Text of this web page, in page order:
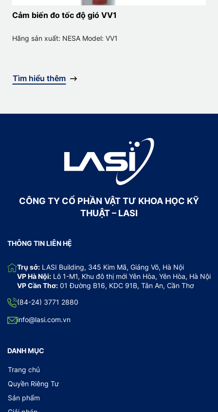
Cảm biến đo tốc độ gió VV1
Hãng sản xuất: NESA Model: VV1
Tìm hiểu thêm
CÔNG TY CỔ PHẦN VẬT TƯ KHOA HỌC KỸ
THUẬT – LASI
THÔNG TIN LIÊN HỆ
Trụ sở: LASI Building, 345 Kim Mã, Giảng Võ, Hà Nội
VP Hà Nội: Lô 1-M1, Khu đô thị mới Yên Hòa, Yên Hòa, Hà Nội
VP Cần Thơ: 01 Đường B16, KDC 91B, Tân An, Cần Thơ
(84-24) 3771 2880
info@lasi.com.vn
DANH MỤC
Trang chủ
Quyền Riêng Tư
Sản phẩm